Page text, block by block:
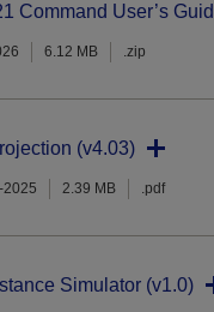
Command User’s
6.12 MB .zip
(v4.03)
2025 2.39 MB .pdf
Simulator (v1.0)